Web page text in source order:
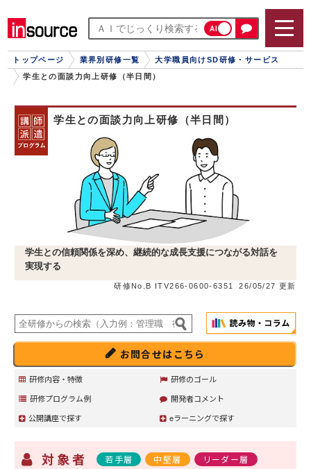
AI
トップページ 業界別研修一覧
大学職員向けSD研修・サービス
学生との面談力向上研修（半日間）
学生との面談力向上研修（半日間）
学生との信頼関係を深め、継続的な成長支援につながる対話を
実現する
研修No.B ITV266-0600-6351 26/05/27 更新
お問合せはこちら
研修内容・特徴
研修のゴール
研修プログラム例
開発者コメント
公開講座で探す
eラーニングで探す
対象者 若手層 中堅層 リーダー層